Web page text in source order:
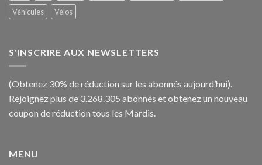
Véhicules
Vélos
S'INSCRIRE AUX NEWSLETTERS
(Obtenez 30% de réduction sur les abonnés aujourd’hui).
Rejoignez plus de 3.268.305 abonnés et obtenez un nouveau
coupon de réduction tous les Mardis.
MENU